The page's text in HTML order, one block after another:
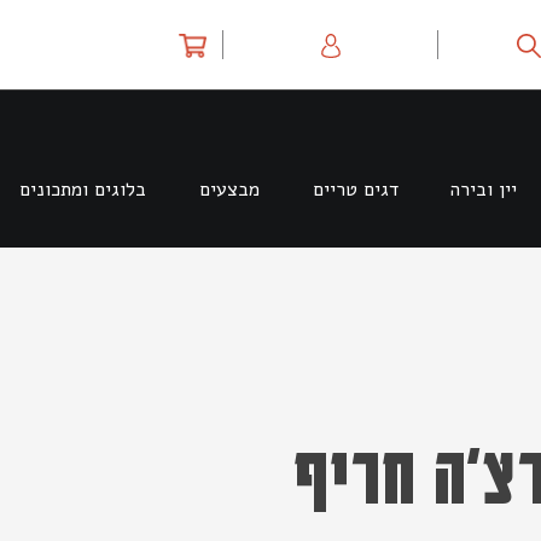
יין ובירה דגים טריים מבצעים בלוגים ומתכונים
חריף